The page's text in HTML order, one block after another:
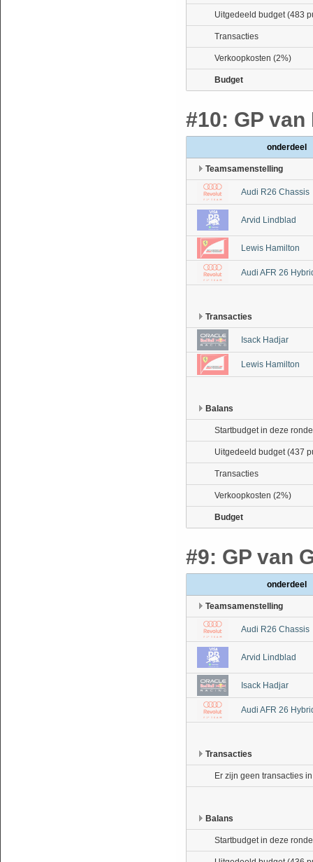
Uitgedeeld budget (483
Transacties
Verkoopkosten (2%)
Budget
#10: GP
onderdeel
Teamsamenstelling
Audi R26 Chassis
Arvid Lindblad
Lewis Hamilton
Audi AFR 26
Transacties
Isack Hadjar
Lewis Hamilton
Balans
Startbudget in deze ronde
Uitgedeeld budget (437
Transacties
Verkoopkosten (2%)
Budget
#9: GP van
onderdeel
Teamsamenstelling
Audi R26 Chassis
Arvid Lindblad
Isack Hadjar
Audi AFR 26
Transacties
Er zijn geen transacties
Balans
Startbudget in deze ronde